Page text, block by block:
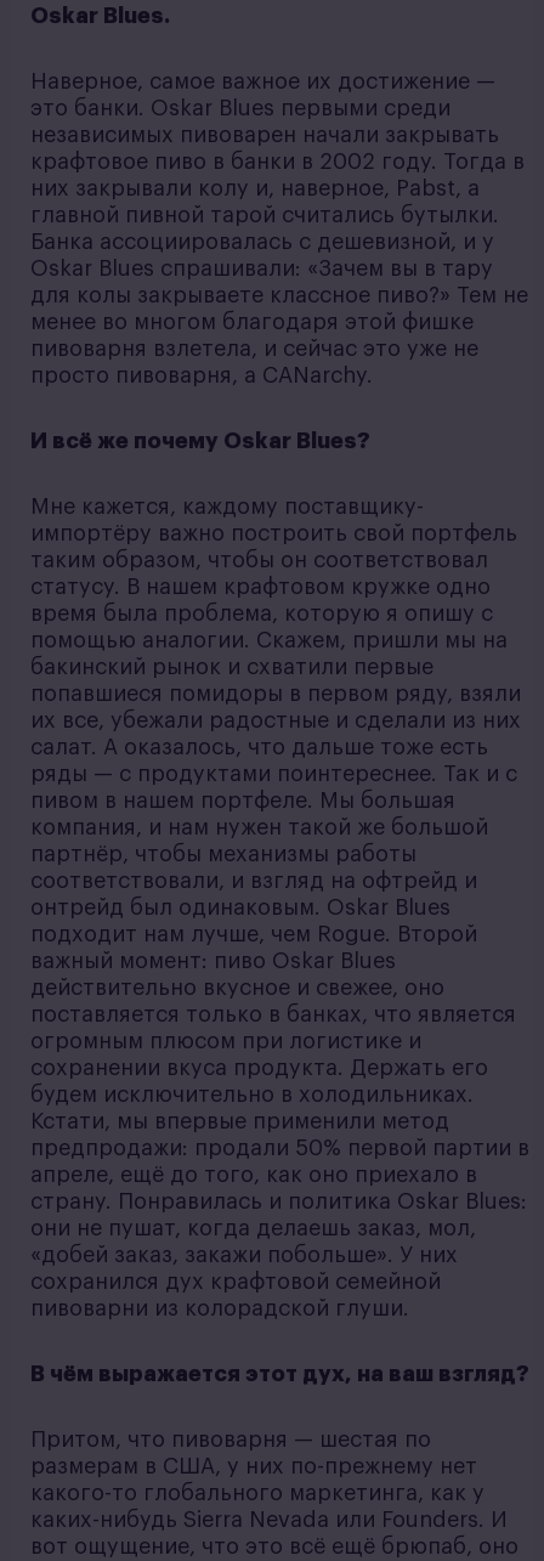
Oskar Blues.
Наверное, самое важное их достижение —
это банки. Oskar Blues первыми среди
независимых пивоварен начали закрывать
крафтовое пиво в банки в 2002 году. Тогда в
них закрывали колу и, наверное, Pabst, а
главной пивной тарой считались бутылки.
Банка ассоциировалась с дешевизной, и у
Oskar Blues спрашивали: «Зачем вы в тару
для колы закрываете классное пиво?» Тем не
менее во многом благодаря этой фишке
пивоварня взлетела, и сейчас это уже не
просто пивоварня, а CANarchy.
И всё же почему Oskar Blues?
Мне кажется, каждому поставщику-
импортёру важно построить свой портфель
таким образом, чтобы он соответствовал
статусу. В нашем крафтовом кружке одно
время была проблема, которую я опишу с
помощью аналогии. Скажем, пришли мы на
бакинский рынок и схватили первые
попавшиеся помидоры в первом ряду, взяли
их все, убежали радостные и сделали из них
салат. А оказалось, что дальше тоже есть
ряды — с продуктами поинтереснее. Так и с
пивом в нашем портфеле. Мы большая
компания, и нам нужен такой же большой
партнёр, чтобы механизмы работы
соответствовали, и взгляд на офтрейд и
онтрейд был одинаковым. Oskar Blues
подходит нам лучше, чем Rogue. Второй
важный момент: пиво Oskar Blues
действительно вкусное и свежее, оно
поставляется только в банках, что является
огромным плюсом при логистике и
сохранении вкуса продукта. Держать его
будем исключительно в холодильниках.
Кстати, мы впервые применили метод
предпродажи: продали 50% первой партии в
апреле, ещё до того, как оно приехало в
страну. Понравилась и политика Oskar Blues:
они не пушат, когда делаешь заказ, мол,
«добей заказ, закажи побольше». У них
сохранился дух крафтовой семейной
пивоварни из колорадской глуши.
В чём выражается этот дух, на ваш взгляд?
Притом, что пивоварня — шестая по
размерам в США, у них по-прежнему нет
какого-то глобального маркетинга, как у
каких-нибудь Sierra Nevada или Founders. И
вот ощущение, что это всё ещё брюпаб, оно